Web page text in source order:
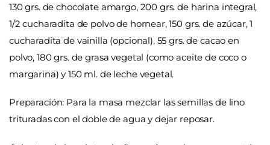
130 grs. de chocolate amargo, 200 grs. de harina integral,
1/2 cucharadita de polvo de hornear, 150 grs. de azúcar, 1
cucharadita de vainilla (opcional), 55 grs. de cacao en
polvo, 180 grs. de grasa vegetal (como aceite de coco o
margarina) y 150 ml. de leche vegetal.
Preparación: Para la masa mezclar las semillas de lino
trituradas con el doble de agua y dejar reposar.